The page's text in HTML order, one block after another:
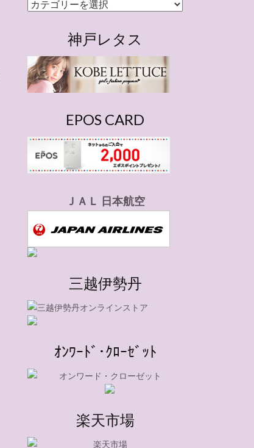
カ
ー
神戸レタス
EPOS CARD
ＪＡＬ 日本航空
三越伊勢丹
ｵﾝﾜｰﾄﾞ･ｸﾛｰｾﾞｯﾄ
楽天市場